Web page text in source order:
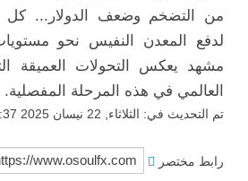
من التضخم وضعف الدولار... كل
لدفع المعدن النفيس نحو
مشهد يعكس التحولات العميقة
العالمي في هذه المرحلة المفصلية.
تم التحديث في: الثلاثاء, 22 نيسان 2025 10:37
رابط مختصر